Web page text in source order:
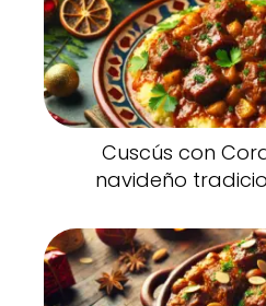
Cuscús con
navideño